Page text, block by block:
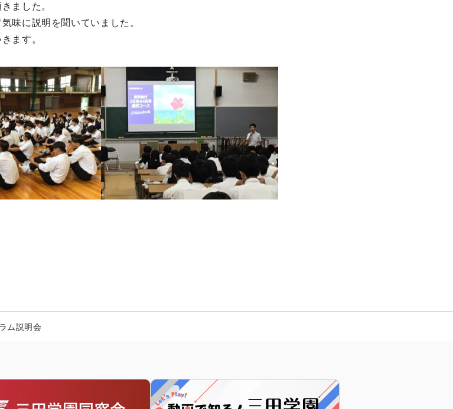
ました。
味に説明を聞いていました。
ます。
ム説明会